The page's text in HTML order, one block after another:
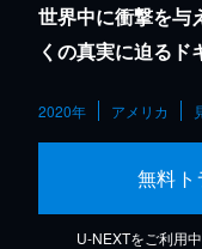
世界中に衝撃を与
くの真実に迫るド
2020年 アメリカ
無料ト
U-NEXTをご利用